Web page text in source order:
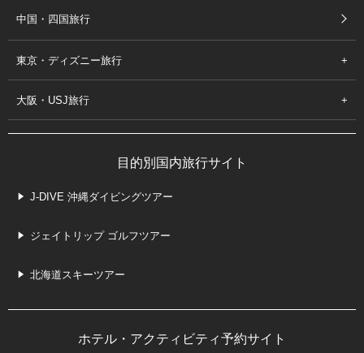
中国・四国旅行
東京・ディズニー旅行
大阪・USJ旅行
目的別国内旅行サイト
J-DIVE 沖縄ダイビングツアー
ジェイトリップ ゴルフツアー
北海道スキーツアー
ホテル・アクティビティ予約サイト